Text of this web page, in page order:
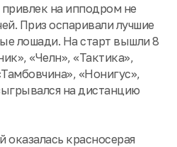
на ипподром не
Приз оспаривали лучшие
лошади. На старт вышли 8
«Челн», «Тактика»,
«Нонигус»,
на дистанцию
оказалась красносерая